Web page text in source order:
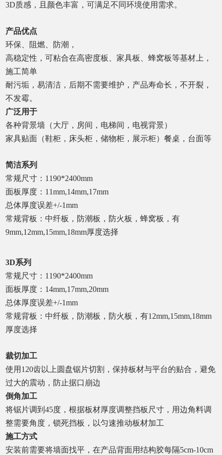
3D质感，且颜色丰富，可满足不同环境使用需求。
产品优点
环保、阻燃、防潮，
高稳定性，可粘合在高密度板、家具板、蜂窝板等基材上，
施工简单
耐污垢，易清洁，后期不需要维护，产品寿命长，不开裂，
不发霉。
广泛用于
各种背景墙（大厅，房间，电梯间，电视背景）
家具贴面（鞋柜，床头柜，储物柜，展示柜）餐桌，台面等
简洁系列
常规尺寸： 1190*2400mm
面板厚度： 11mm,14mm,17mm
总体厚度误差+/-1mm
常规背板：中纤板，防潮板，防火板，蜂窝板，有
9mm,12mm,15mm,18mm厚度选择
3D系列
常规尺寸： 1190*2400mm
面板厚度： 14mm,17mm,20mm
总体厚度误差+/-1mm
常规背板：中纤板，防潮板，防火板，有12mm,15mm,18mm
厚度选择
裁切加工
使用 120齿以上圆盘锯片切割，保持板材与平台的贴合，避免
过大的震动，防止据口崩边
倒角加工
将锯片调到45度，根据板材厚度调整挡板尺寸，用边角料调
整需要角度，锁死挡板，以匀速推动板材加工
施工方式
安装前需要将墙面找平，在产品背面用结构胶每隔5cm-10cm